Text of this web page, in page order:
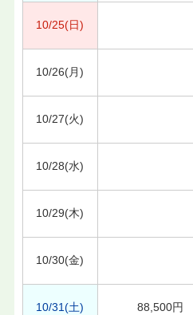
10/25(日)
10/26(月)
10/27(火)
10/28(水)
10/29(木)
10/30(金)
10/31(土) 88,500円